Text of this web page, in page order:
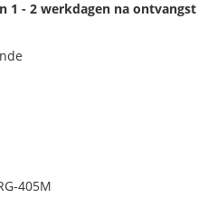
1 - 2 werkdagen na ontvangst
405M